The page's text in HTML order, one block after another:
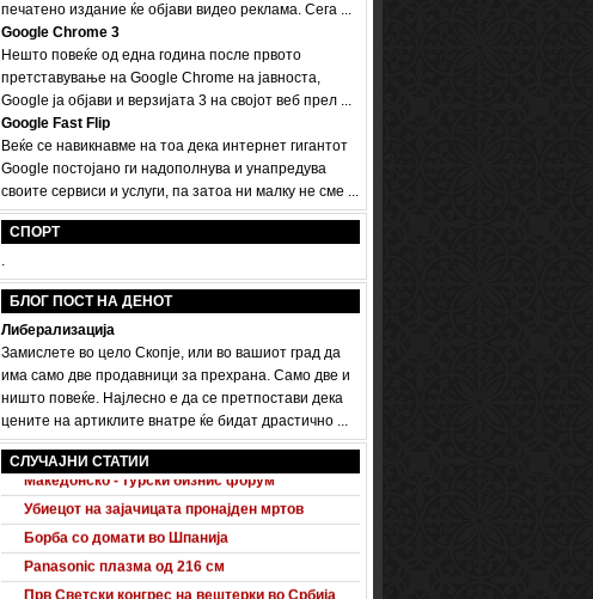
печатено издание ќе објави видео реклама. Сега ...
Google Chrome 3
Нешто повеќе од една година после првото
претставување на Google Chrome на јавноста,
Google ја објави и верзијата 3 на својот веб прел ...
Google Fast Flip
Веќе се навикнавме на тоа дека интернет гигантот
Google постојано ги надополнува и унапредува
своите сервиси и услуги, па затоа ни малку не сме ...
СПОРТ
.
БЛОГ ПОСТ НА ДЕНОТ
Либерализација
Замислете во цело Скопје, или во вашиот град да
има само две продавници за прехрана. Само две и
ништо повеќе. Најлесно е да се претпостави дека
цените на артиклите внатре ќе бидат драстично ...
СЛУЧАЈНИ СТАТИИ
Audi A5 Sportback потполно разоткриен
Македонско - турски бизнис форум
Убиецот на зајачицата пронајден мртов
Борба со домати во Шпанија
Panasonic плазма од 216 см
Прв Светски конгрес на вештерки во Србија